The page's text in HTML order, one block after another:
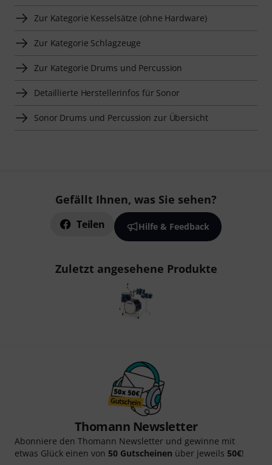
Zur Kategorie Kesselsätze (ohne Hardware)
Zur Kategorie Schlagzeuge
Zur Kategorie Drums und Percussion
Detaillierte Herstellerinfos für Sonor
Sonor Drums und Percussion zur Übersicht
Gefällt Ihnen, was Sie sehen?
Teilen Hilfe & Feedback
Zuletzt angesehene Produkte
Thomann Newsletter
Abonniere den Thomann Newsletter und gewinne mit
etwas Glück einen von 50 Gutscheinen über jeweils 50€!